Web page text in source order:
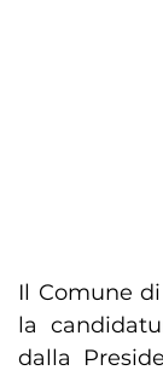
Il Comune
la
dalla